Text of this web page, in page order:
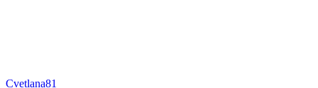
Cvetlana81